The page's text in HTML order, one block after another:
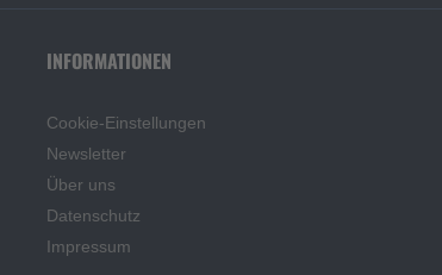
INFORMATIONEN
Cookie-Einstellungen
Newsletter
Über uns
Datenschutz
Impressum